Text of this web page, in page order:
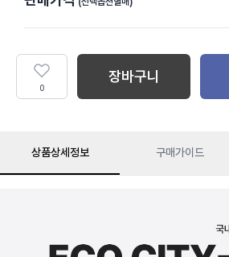
0
장바구니
상품상세정보 구매가이드